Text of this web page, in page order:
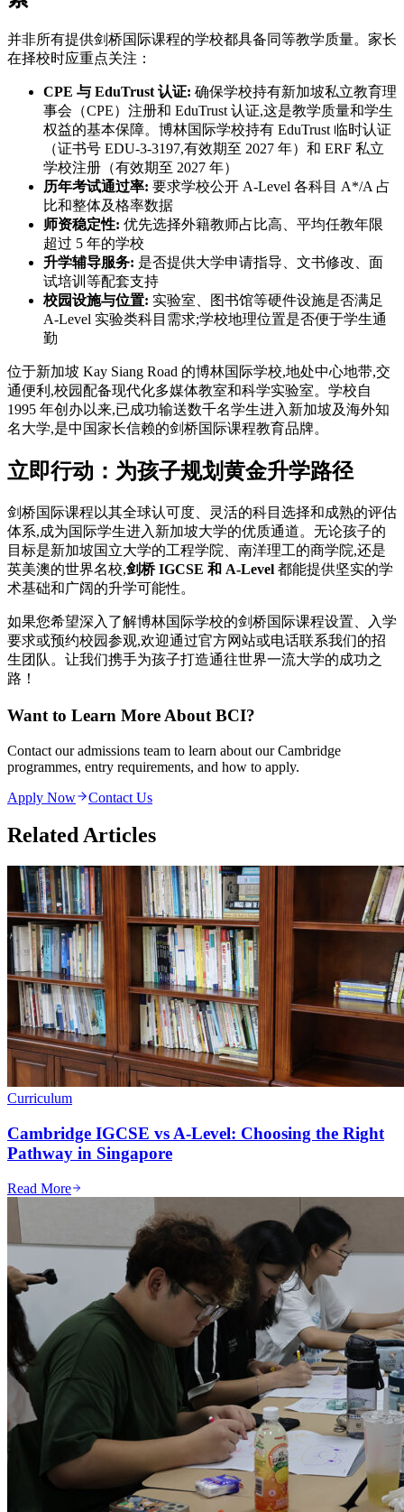
并非所有提供剑桥国际课程的学校都具备同等教学质量。家长
在择校时应重点关注：
CPE 与 EduTrust 认证: 确保学校持有新加坡私立教育理
事会（CPE）注册和 EduTrust 认证,这是教学质量和学生
权益的基本保障。博林国际学校持有 EduTrust 临时认证
（证书号 EDU-3-3197,有效期至 2027 年）和 ERF 私立
学校注册（有效期至 2027 年）
历年考试通过率: 要求学校公开 A-Level 各科目 A*/A 占
比和整体及格率数据
师资稳定性: 优先选择外籍教师占比高、平均任教年限
超过 5 年的学校
升学辅导服务: 是否提供大学申请指导、文书修改、面
试培训等配套支持
校园设施与位置: 实验室、图书馆等硬件设施是否满足
A-Level 实验类科目需求;学校地理位置是否便于学生通
勤
位于新加坡 Kay Siang Road 的博林国际学校,地处中心地带,交
通便利,校园配备现代化多媒体教室和科学实验室。学校自
1995 年创办以来,已成功输送数千名学生进入新加坡及海外知
名大学,是中国家长信赖的剑桥国际课程教育品牌。
立即行动：为孩子规划黄金升学路径
剑桥国际课程以其全球认可度、灵活的科目选择和成熟的评估
体系,成为国际学生进入新加坡大学的优质通道。无论孩子的
目标是新加坡国立大学的工程学院、南洋理工的商学院,还是
英美澳的世界名校,剑桥 IGCSE 和 A-Level 都能提供坚实的学
术基础和广阔的升学可能性。
如果您希望深入了解博林国际学校的剑桥国际课程设置、入学
要求或预约校园参观,欢迎通过官方网站或电话联系我们的招
生团队。让我们携手为孩子打造通往世界一流大学的成功之
路！
Want to Learn More About BCI?
Contact our admissions team to learn about our Cambridge
programmes, entry requirements, and how to apply.
Apply Now
Contact Us
Related Articles
Curriculum
Cambridge IGCSE vs A-Level: Choosing the Right
Pathway in Singapore
Read More